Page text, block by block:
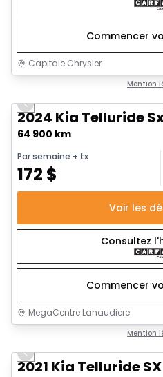
Commencer
Capitale Chrysler
Mention
Previous slide
2024 Kia Telluride
64 900 km
Par semaine + tx
172 $
Voir les
Consultez
Commencer
MegaCentre Lanaudiere
Mention
Vidéo disponible
Previous slide
2021 Kia Telluride SX